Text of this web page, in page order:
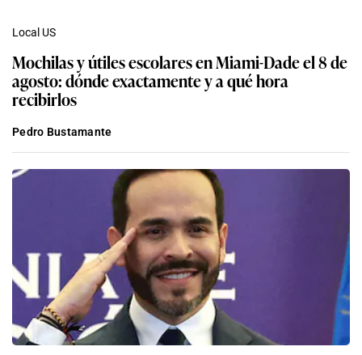
Local US
Mochilas y útiles escolares en Miami-Dade el 8 de
agosto: dónde exactamente y a qué hora
recibirlos
Pedro Bustamante